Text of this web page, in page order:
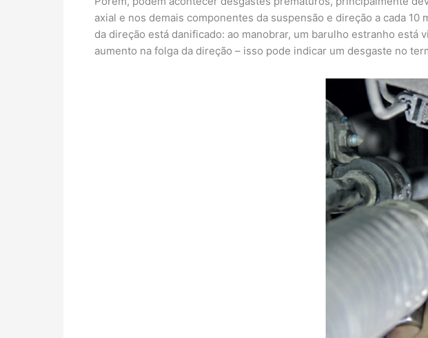
axial e nos demais componentes da suspensão e direção a cada
da direção está danificado: ao manobrar, um barulho estranho
aumento na folga da direção – isso pode indicar um desgaste no